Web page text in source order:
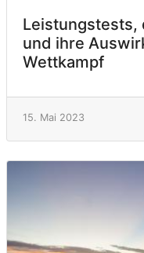
Leistungstests,
und ihre
Wettkampf
15. Mai 2023